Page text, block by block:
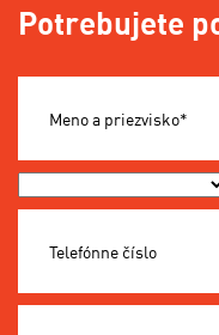
Potrebujete
Meno a priezvisko*
Okres*
Telefónne číslo